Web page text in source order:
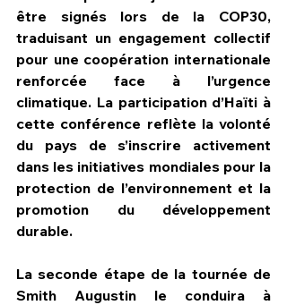
être signés lors de la COP30,
traduisant un engagement collectif
pour une coopération internationale
renforcée face à l’urgence
climatique. La participation d’Haïti à
cette conférence reflète la volonté
du pays de s’inscrire activement
dans les initiatives mondiales pour la
protection de l’environnement et la
promotion du développement
durable.
La seconde étape de la tournée de
Smith Augustin le conduira à